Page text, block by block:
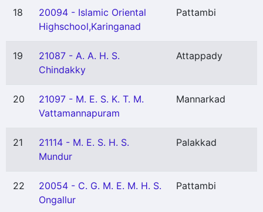
18
20094 - Islamic Oriental
Highschool,Karinganad
Pattambi
19
21087 - A. A. H. S.
Chindakky
Attappady
20
21097 - M. E. S. K. T. M.
Vattamannapuram
Mannarkad
21
21114 - M. E. S. H. S.
Mundur
Palakkad
22
20054 - C. G. M. E. M. H. S.
Ongallur
Pattambi